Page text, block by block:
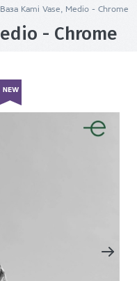
Ваза Kami Vase, Medio - Chrome
- Chrome